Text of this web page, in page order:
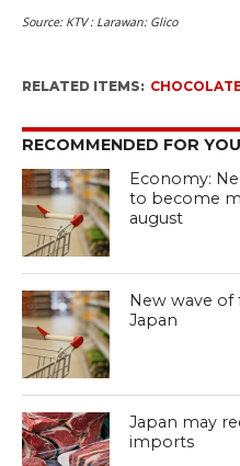
Source: KTV : Larawan: Glico
RELATED ITEMS:
RECOMMENDED FOR YOU
Economy:
to become
august
New wave of
Japan
Japan may
imports